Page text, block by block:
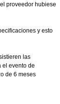
proveedor hubiese
y esto
las
el evento de
de 6 meses